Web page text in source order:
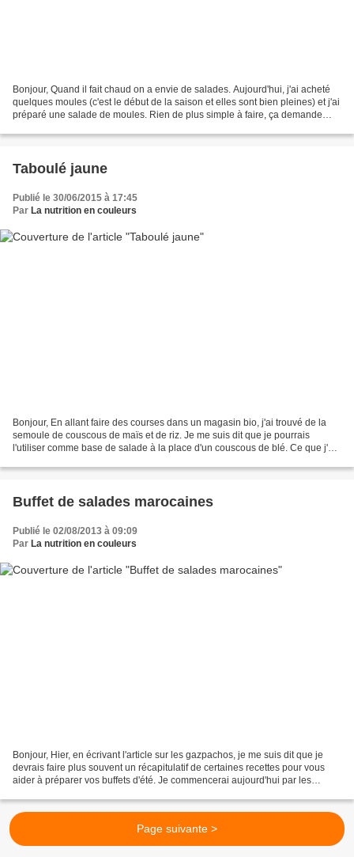
Bonjour, Quand il fait chaud on a envie de salades. Aujourd'hui, j'ai acheté
quelques moules (c'est le début de la saison et elles sont bien pleines) et j'ai
préparé une salade de moules. Rien de plus simple à faire, ça demande
Taboulé jaune
Publié le 30/06/2015 à 17:45
Par La nutrition en couleurs
Bonjour, En allant faire des courses dans un magasin bio, j'ai trouvé de la
semoule de couscous de maïs et de riz. Je me suis dit que je pourrais
l'utiliser comme base de salade à la place d'un couscous de blé. Ce que j'ai
Buffet de salades marocaines
Publié le 02/08/2013 à 09:09
Par La nutrition en couleurs
Bonjour, Hier, en écrivant l'article sur les gazpachos, je me suis dit que je
devrais faire plus souvent un récapitulatif de certaines recettes pour vous
aider à préparer vos buffets d'été. Je commencerai aujourd'hui par les
Page suivante >